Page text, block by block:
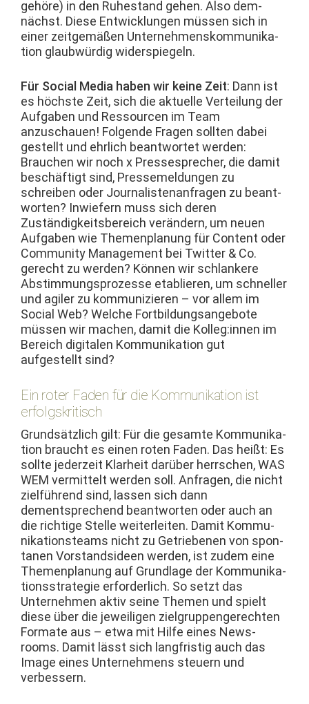
gehöre) in den Ruh­e­s­tand gehen. Also dem­
nächst. Diese Entwick­lun­gen müssen sich in
ein­er zeit­gemäßen Unternehmen­skom­mu­nika­
tion glaub­würdig widerspiegeln.
Für Social Media haben wir keine Zeit: Dann ist
es höch­ste Zeit, sich die aktuelle Verteilung der
Auf­gaben und Ressourcen im Team
anzuschauen! Fol­gende Fra­gen soll­ten dabei
gestellt und ehrlich beant­wortet wer­den:
Brauchen wir noch x Press­esprech­er, die damit
beschäftigt sind, Pressemel­dun­gen zu
schreiben oder Jour­nal­is­te­nan­fra­gen zu beant­
worten? Inwiefern muss sich deren
Zuständigkeits­bere­ich verän­dern, um neuen
Auf­gaben wie The­men­pla­nung für Con­tent oder
Com­mu­ni­ty Man­age­ment bei Twit­ter & Co.
gerecht zu wer­den? Kön­nen wir schlankere
Abstim­mung­sprozesse etablieren, um schneller
und agiler zu kom­mu­nizieren – vor allem im
Social Web? Welche Fort­bil­dungsange­bote
müssen wir machen, damit die Kolleg:innen im
Bere­ich dig­i­tal­en Kom­mu­nika­tion gut
aufgestellt sind?
Ein roter Faden für die Kommunikation ist
erfolgskritisch
Grund­sät­zlich gilt: Für die gesamte Kom­mu­nika­
tion braucht es einen roten Faden. Das heißt: Es
sollte jed­erzeit Klarheit darüber herrschen, WAS
WEM ver­mit­telt wer­den soll. Anfra­gen, die nicht
zielführend sind, lassen sich dann
dementsprechend beant­worten oder auch an
die richtige Stelle weit­er­leit­en. Damit Kom­mu­
nika­tion­steams nicht zu Getriebe­nen von spon­
ta­nen Vor­stand­sideen wer­den, ist zudem eine
The­men­pla­nung auf Grund­lage der Kom­mu­nika­
tion­sstrate­gie erforder­lich. So set­zt das
Unternehmen aktiv seine The­men und spielt
diese über die jew­eili­gen ziel­grup­pen­gerecht­en
For­mate aus – etwa mit Hil­fe eines News­
rooms. Damit lässt sich langfristig auch das
Image eines Unternehmens steuern und
verbessern.